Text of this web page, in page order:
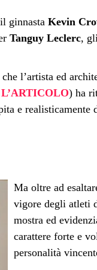
ginnasta Kevin
Tanguy Leclerc,
l’artista ed
) ha
e
Ma oltre ad
vigore degli atleti
mostra ed
carattere forte e
personalità